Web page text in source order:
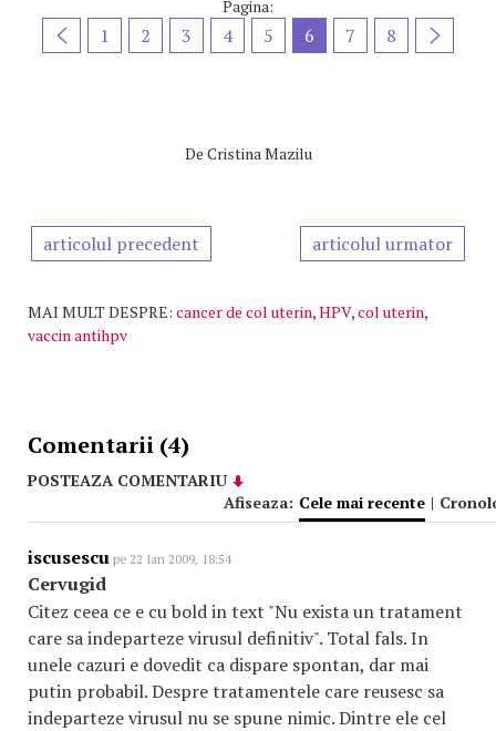
Pagina:
1 2 3 4 5 6 7 8
De Cristina Mazilu
articolul precedent articolul urmator
MAI MULT DESPRE: cancer de col uterin,HPV,col uterin,
vaccin antihpv
Comentarii (4)
POSTEAZA COMENTARIU
Afiseaza: Cele mai recente |
iscusescu pe 22 Ian 2009, 18:54
Cervugid
Citez ceea ce e cu bold in text "Nu exista un tratament
care sa indeparteze virusul definitiv". Total fals. In
unele cazuri e dovedit ca dispare spontan, dar mai
putin probabil. Despre tratamentele care reusesc sa
indeparteze virusul nu se spune nimic. Dintre ele cel